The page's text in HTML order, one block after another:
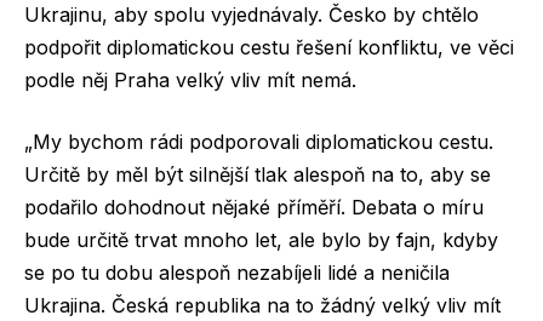
Ukrajinu, aby spolu vyjednávaly. Česko by chtělo
podpořit diplomatickou cestu řešení konfliktu, ve věci
podle něj Praha velký vliv mít nemá.
„My bychom rádi podporovali diplomatickou cestu.
Určitě by měl být silnější tlak alespoň na to, aby se
podařilo dohodnout nějaké příměří. Debata o míru
bude určitě trvat mnoho let, ale bylo by fajn, kdyby
se po tu dobu alespoň nezabíjeli lidé a neničila
Ukrajina. Česká republika na to žádný velký vliv mít